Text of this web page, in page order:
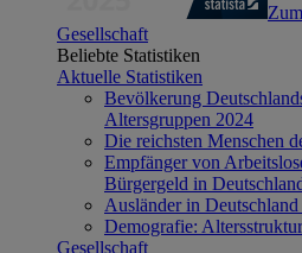
Gesellschaft
Beliebte Statistiken
Aktuelle Statistiken
Bevölkerung
Altersgruppen 2024
Die reichsten Menschen
Empfänger von
Bürgergeld in
Ausländer in
Demografie:
Gesellschaft